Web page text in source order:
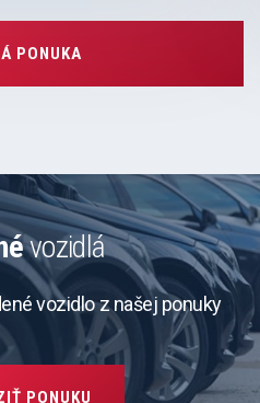
PONUKA
vozidlá
vozidlo z našej ponuky
PONUKU